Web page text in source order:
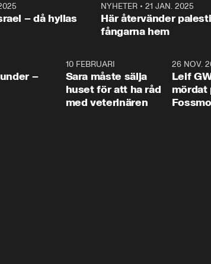
– då hyllas
NYHETER •21 JAN. 2025
Här återvänder
fångarna hem
–
10 FEBRUARI
Sara måste sälja
huset för att ha råd
med veterinären
26 NOV.
Leif
mördat